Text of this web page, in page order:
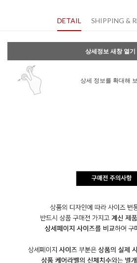
DETAIL SHIPPING &
상세정보 새창 열기
상세 정보를 확대해